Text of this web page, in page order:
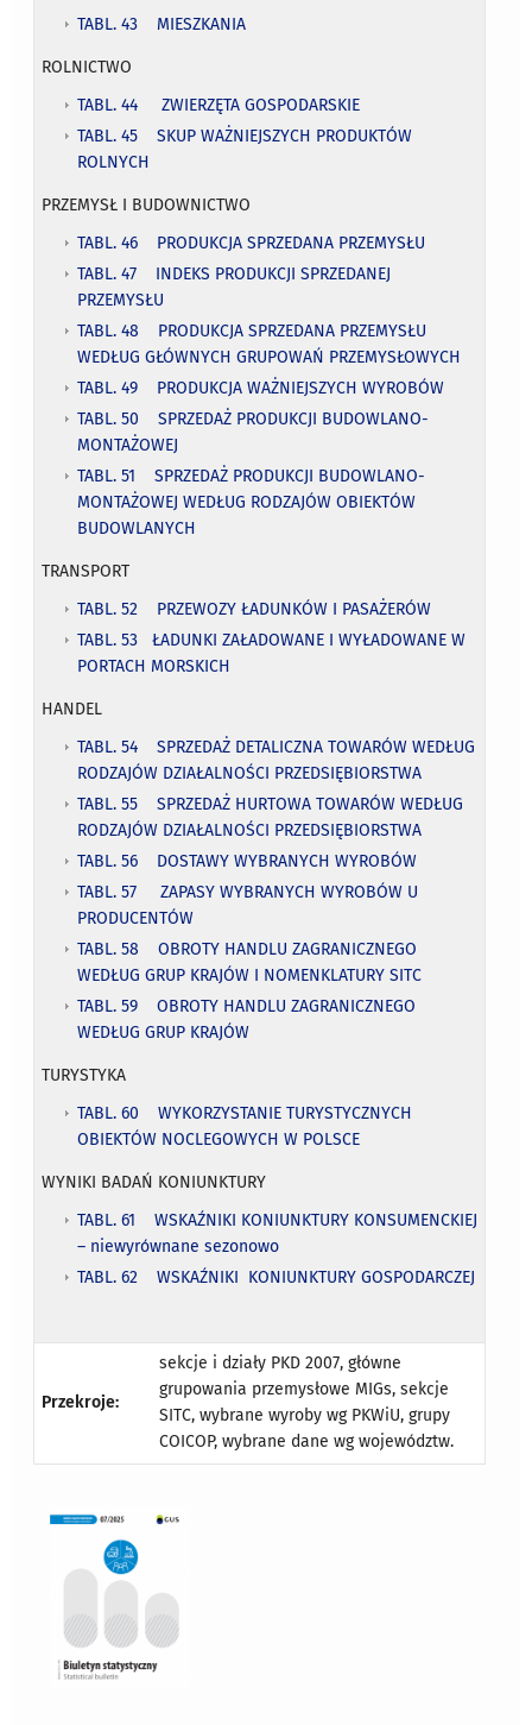
TABL. 43 MIESZKANIA
ROLNICTWO
TABL. 44 ZWIERZĘTA GOSPODARSKIE
TABL. 45 SKUP WAŻNIEJSZYCH PRODUKTÓW
ROLNYCH
PRZEMYSŁ I BUDOWNICTWO
TABL. 46 PRODUKCJA SPRZEDANA PRZEMYSŁU
TABL. 47 INDEKS PRODUKCJI SPRZEDANEJ
PRZEMYSŁU
TABL. 48 PRODUKCJA SPRZEDANA PRZEMYSŁU
WEDŁUG GŁÓWNYCH GRUPOWAŃ PRZEMYSŁOWYCH
TABL. 49 PRODUKCJA WAŻNIEJSZYCH WYROBÓW
TABL. 50 SPRZEDAŻ PRODUKCJI BUDOWLANO-
MONTAŻOWEJ
TABL. 51 SPRZEDAŻ PRODUKCJI BUDOWLANO-
MONTAŻOWEJ WEDŁUG RODZAJÓW OBIEKTÓW
BUDOWLANYCH
TRANSPORT
TABL. 52 PRZEWOZY ŁADUNKÓW I PASAŻERÓW
TABL. 53 ŁADUNKI ZAŁADOWANE I WYŁADOWANE W
PORTACH MORSKICH
HANDEL
TABL. 54 SPRZEDAŻ DETALICZNA TOWARÓW WEDŁUG
RODZAJÓW DZIAŁALNOŚCI PRZEDSIĘBIORSTWA
TABL. 55 SPRZEDAŻ HURTOWA TOWARÓW WEDŁUG
RODZAJÓW DZIAŁALNOŚCI PRZEDSIĘBIORSTWA
TABL. 56 DOSTAWY WYBRANYCH WYROBÓW
TABL. 57 ZAPASY WYBRANYCH WYROBÓW U
PRODUCENTÓW
TABL. 58 OBROTY HANDLU ZAGRANICZNEGO
WEDŁUG GRUP KRAJÓW I NOMENKLATURY SITC
TABL. 59 OBROTY HANDLU ZAGRANICZNEGO
WEDŁUG GRUP KRAJÓW
TURYSTYKA
TABL. 60 WYKORZYSTANIE TURYSTYCZNYCH
OBIEKTÓW NOCLEGOWYCH W POLSCE
WYNIKI BADAŃ KONIUNKTURY
TABL. 61 WSKAŹNIKI KONIUNKTURY KONSUMENCKIEJ
– niewyrównane sezonowo
TABL. 62 WSKAŹNIKI KONIUNKTURY GOSPODARCZEJ
Przekroje:
sekcje i działy PKD 2007, główne
grupowania przemysłowe MIGs, sekcje
SITC, wybrane wyroby wg PKWiU, grupy
COICOP, wybrane dane wg województw.